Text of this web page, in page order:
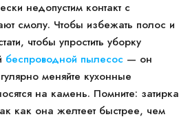
недопустим контакт с
смолу. Чтобы избежать полос и
чтобы упростить уборку
беспроводной пылесос — он
меняйте кухонные
на камень. Помните: затирка
как она желтеет быстрее, чем